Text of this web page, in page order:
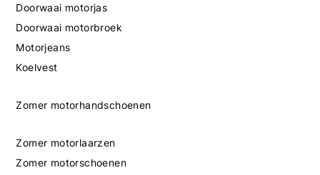
Doorwaai motorjas
Doorwaai motorbroek
Motorjeans
Koelvest
Zomer motorhandschoenen
Zomer motorlaarzen
Zomer motorschoenen